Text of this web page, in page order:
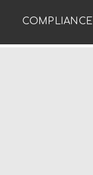
COMPLIANCE